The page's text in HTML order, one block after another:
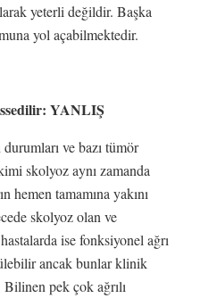
yeterli değildir. Başka
yol açabilmektedir.
YANLIŞ
ve bazı tümör
skolyoz aynı zamanda
hemen tamamına yakını
skolyoz olan ve
ise fonksiyonel ağrı
ancak bunlar klinik
pek çok ağrılı